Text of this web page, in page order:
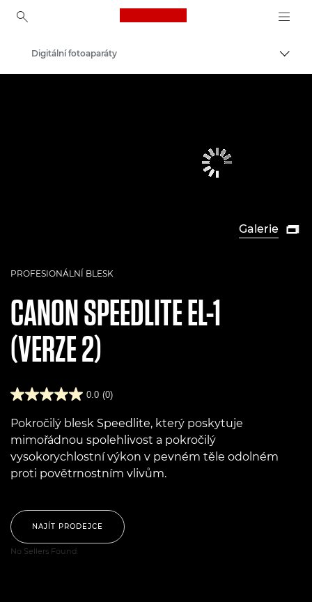
Canon Logo, back to
Digitální fotoaparáty
Galerie 
PROFESIONÁLNÍ BLESK
CANONSPEEDLITE EL-1
(VERZE 2)
0.0 (0)
Pokročilý blesk Speedlite, který poskytuje
mimořádnou spolehlivost a pokročilý
vysokorychlostní výkon v pevném těle odolném
proti povětrnostním vlivům.
NAJÍT PRODEJCE
No Sellers Found